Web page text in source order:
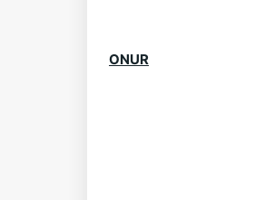
ONUR